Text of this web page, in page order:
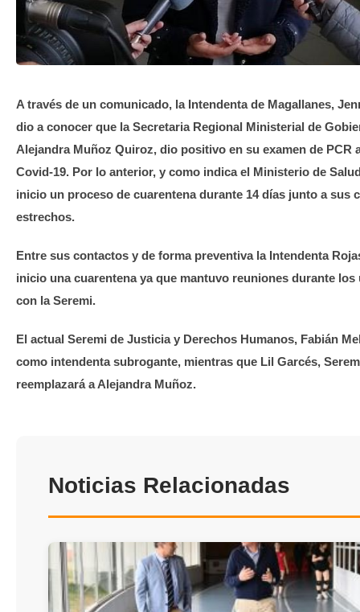
A través de un comunicado, la Intendenta de Magallanes,
dio a conocer que la Secretaria Regional Ministerial de
Alejandra Muñoz Quiroz, dio positivo en su examen de PCR
Covid-19. Por lo anterior, y como indica el Ministerio de
inicio un proceso de cuarentena durante 14 días junto a sus
estrechos.
Entre sus contactos y de forma preventiva la Intendenta
inicio una cuarentena ya que mantuvo reuniones durante los
con la Seremi.
El actual Seremi de Justicia y Derechos Humanos, Fabián
como intendenta subrogante, mientras que Lil Garcés,
reemplazará a Alejandra Muñoz.
Noticias Relacionadas